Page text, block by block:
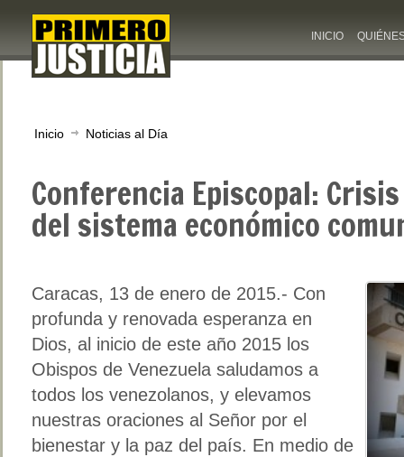
INICIO
Inicio Noticias al Día
Conferencia Episcopal:
del sistema económico
Caracas, 13 de enero de 2015.- Con
profunda y renovada esperanza en
Dios, al inicio de este año 2015 los
Obispos de Venezuela saludamos a
todos los venezolanos, y elevamos
nuestras oraciones al Señor por el
bienestar y la paz del país. En medio de